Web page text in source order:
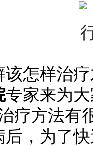
样治疗
专家来为
方法有
，为了